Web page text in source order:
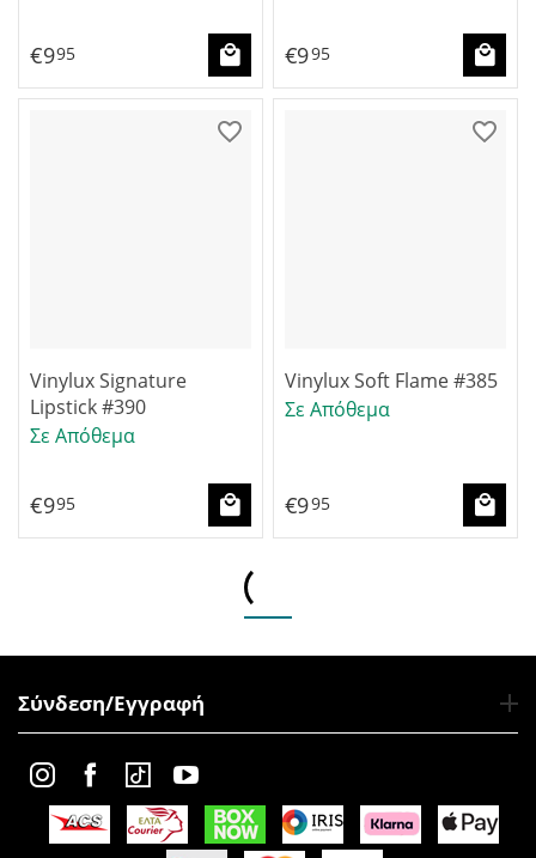
€995 €995
Vinylux Signature
Lipstick #390
Σε Απόθεμα
€995
Vinylux Soft Flame #385
Σε Απόθεμα
€995
Σύνδεση/Εγγραφή